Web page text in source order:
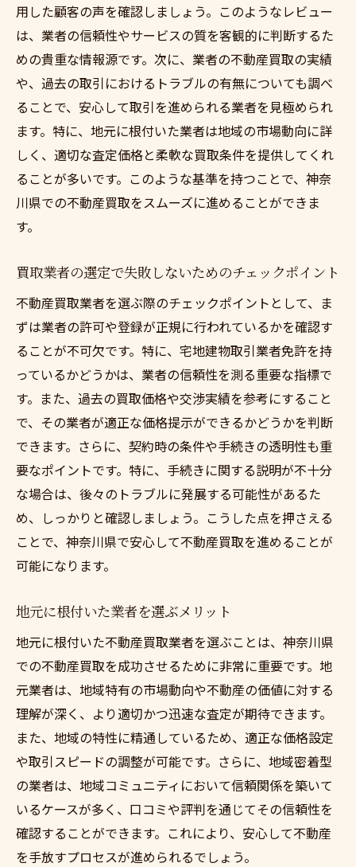
用した顧客の声を確認しましょう。このようなレビュー
は、業者の信頼性やサービスの質を客観的に判断するた
めの貴重な情報源です。次に、業者の不動産買取の実績
や、過去の取引におけるトラブルの有無についても調べ
ることで、安心して取引を進められる業者を見極められ
ます。特に、地元に根付いた業者は地域の市場動向に詳
しく、適切な査定価格と柔軟な買取条件を提供してくれ
ることが多いです。このような基準を持つことで、神奈
川県での不動産買取をスムーズに進めることができま
す。
買取業者の選定で失敗しないためのチェックポイント
不動産買取業者を選ぶ際のチェックポイントとして、ま
ずは業者の許可や登録が正規に行われているかを確認す
ることが不可欠です。特に、宅地建物取引業者免許を持
っているかどうかは、業者の信頼性を測る重要な指標で
す。また、過去の買取価格や交渉実績を参考にすること
で、その業者が適正な価格提示ができるかどうかを判断
できます。さらに、契約時の条件や手続きの透明性も重
要なポイントです。特に、手続きに関する説明が不十分
な場合は、後々のトラブルに発展する可能性があるた
め、しっかりと確認しましょう。こうした点を押さえる
ことで、神奈川県で安心して不動産買取を進めることが
可能になります。
地元に根付いた業者を選ぶメリット
地元に根付いた不動産買取業者を選ぶことは、神奈川県
での不動産買取を成功させるために非常に重要です。地
元業者は、地域特有の市場動向や不動産の価値に対する
理解が深く、より適切かつ迅速な査定が期待できます。
また、地域の特性に精通しているため、適正な価格設定
や取引スピードの調整が可能です。さらに、地域密着型
の業者は、地域コミュニティにおいて信頼関係を築いて
いるケースが多く、口コミや評判を通じてその信頼性を
確認することができます。これにより、安心して不動産
を手放すプロセスが進められるでしょう。